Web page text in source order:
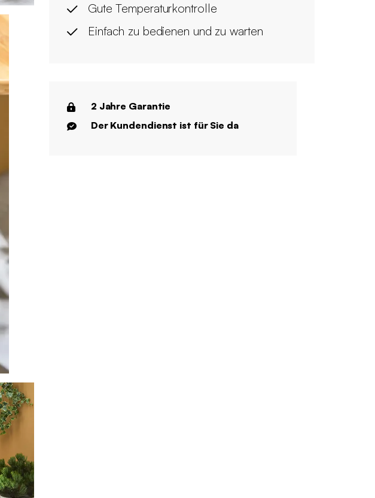
Gute Temperaturkontrolle
Einfach zu bedienen und zu warten
2 Jahre Garantie
Der Kundendienst ist für Sie da